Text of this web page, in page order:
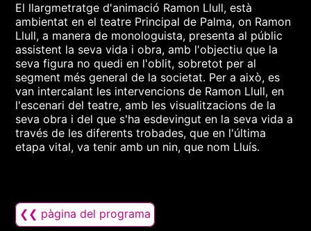
El llargmetratge d'animació Ramon Llull, està
ambientat en el teatre Principal de Palma, on Ramon
Llull, a manera de monologuista, presenta al públic
assistent la seva vida i obra, amb l'objectiu que la
seva figura no quedi en l'oblit, sobretot per al
segment més general de la societat. Per a això, es
van intercalant les intervencions de Ramon Llull, en
l'escenari del teatre, amb les visualitzacions de la
seva obra i del que s'ha esdevingut en la seva vida a
través de les diferents trobades, que en l'última
etapa vital, va tenir amb un nin, que nom Lluís.
❮❮ pàgina del programa